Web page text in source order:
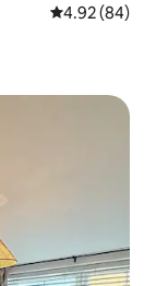
5 पैकी 4.92
4.92 (84)